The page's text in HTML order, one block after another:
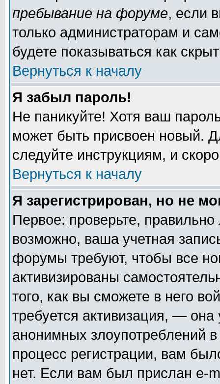
пребывание на форуме, если
только администраторам и
будете показываться как
Вернуться к началу
Я забыл пароль!
Не паникуйте! Хотя ваш
может быть присвоен новый.
следуйте инструкциям, и
Вернуться к началу
Я зарегистрирован, но не
Первое: проверьте,
возможно, ваша учетная
форумы требуют, чтобы все
активизированы
того, как вы сможете в него
требуется активизация, —
анонимных злоупотреблений
процесс регистрации, вам
нет. Если вам был прислан e-